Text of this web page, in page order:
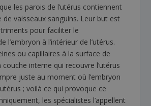
les parois de l’utérus contiennent
vaisseaux sanguins. Leur but est
pour faciliter le
l’embryon à l’intérieur de l’utérus.
ou capillaires à la surface de
interne qui recouvre l’utérus
juste au moment où l’embryon
; voilà ce qui provoque ce
les spécialistes l’appellent